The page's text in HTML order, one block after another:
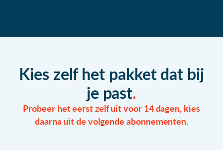
Kies zelf het pakket dat bij
je past
Probeer het eerst zelf uit voor 14 dagen, kies
daarna uit de volgende abonnementen.